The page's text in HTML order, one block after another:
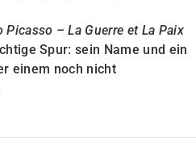
– La Guerre et La Paix
Spur: sein Name und ein
einem noch nicht